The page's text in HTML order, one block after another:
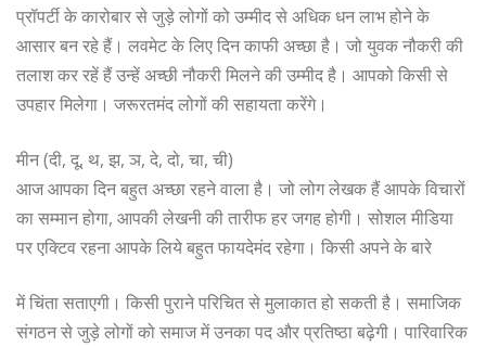
प्रॉपर्टी के कारोबार से जुड़े लोगों को उम्मीद से अधिक धन लाभ होने के
आसार बन रहे हैं। लवमेट के लिए दिन काफी अच्छा है। जो युवक नौकरी की
तलाश कर रहें हैं उन्हें अच्छी नौकरी मिलने की उम्मीद है। आपको किसी से
उपहार मिलेगा। जरूरतमंद लोगों की सहायता करेंगे।
मीन (दी, दू, थ, झ, ञ, दे, दो, चा, ची)
आज आपका दिन बहुत अच्छा रहने वाला है। जो लोग लेखक हैं आपके विचारों
का सम्मान होगा, आपकी लेखनी की तारीफ हर जगह होगी। सोशल मीडिया
पर एक्टिव रहना आपके लिये बहुत फायदेमंद रहेगा। किसी अपने के बारे
में चिंता सताएगी। किसी पुराने परिचित से मुलाकात हो सकती है। समाजिक
संगठन से जुड़े लोगों को समाज में उनका पद और प्रतिष्ठा बढ़ेगी। पारिवारिक